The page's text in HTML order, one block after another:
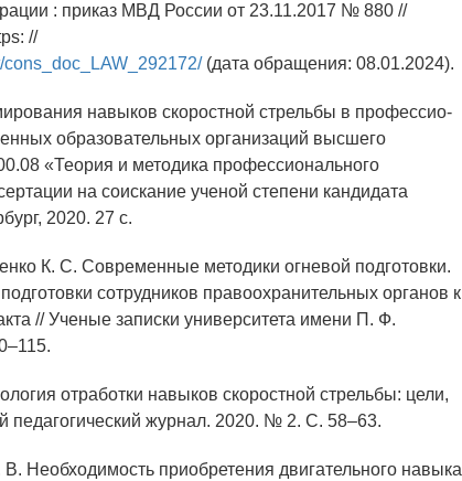
: приказ МВД России от 23.11.2017 № 880 //
//
(дата обращения: 08.01.2024).
навыков скоростной стрельбы в профессио-
образовательных организаций высшего
«Теория и методика профессионального
на соискание ученой степени кандидата
2020. 27 с.
К. С. Современные методики огневой подготовки.
сотрудников правоохранительных органов к
// Ученые записки университета имени П. Ф.
отработки навыков скоростной стрельбы: цели,
педагогический журнал. 2020. № 2. С. 58–63.
Необходимость приобретения двигательного навыка